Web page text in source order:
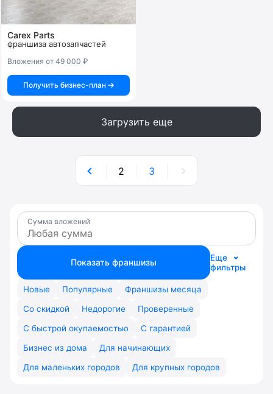
Carex Parts
франшиза автозапчастей
Вложения от 49 000 ₽
Получить бизнес-план
Загрузить еще
2 3
Сумма вложений
Показать франшизы
Еще
фильтры
Новые Популярные
Франшизы месяца
Со скидкой
Недорогие
Проверенные
С быстрой окупаемостью
С гарантией
Бизнес из дома
Для начинающих
Для маленьких городов
Для крупных городов